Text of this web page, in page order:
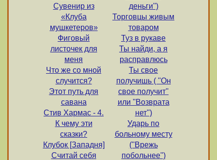
Сувенир из
«Клуба
мушкетеров»
Фиговый
листочек для
меня
Что же со мной
случится?
Этот путь для
савана
Стив Хармас - 4.
К чему эти
сказки?
Клубок [Западня]
Считай себя
деньги'')
Торговцы живым
товаром
Туз в рукаве
Ты найди, а я
расправлюсь
Ты свое
получишь ( ''Он
свое получит''
или ''Возврата
нет'')
Ударь по
больному месту
(''Врежь
побольнее'')